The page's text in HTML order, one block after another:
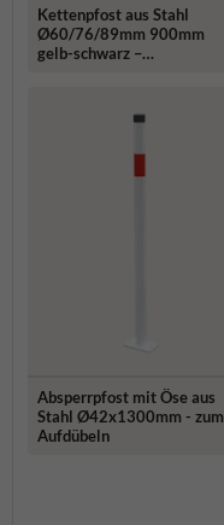
Kettenpfost aus Stahl
Ø60/76/89mm 900mm
gelb-schwarz –
Absperrpfost mit Öse aus
Stahl Ø42x1300mm - zum
Aufdübeln